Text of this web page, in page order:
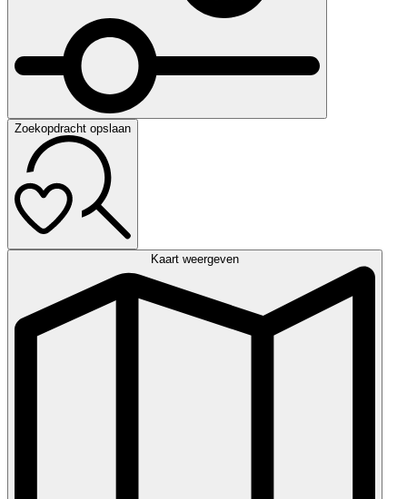
Zoekopdracht opslaan
Kaart weergeven